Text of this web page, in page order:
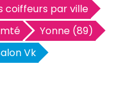
coiffeurs par ville
Yonne (89)
Vk